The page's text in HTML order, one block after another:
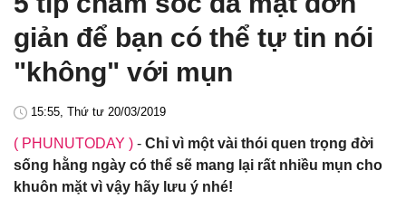
giản để bạn có thể tự tin nói
"không" với mụn
15:55, Thứ tư 20/03/2019
( PHUNUTODAY ) - Chỉ vì một vài thói quen trọng đời
sống hằng ngày có thể sẽ mang lại rất nhiều mụn cho
khuôn mặt vì vậy hãy lưu ý nhé!